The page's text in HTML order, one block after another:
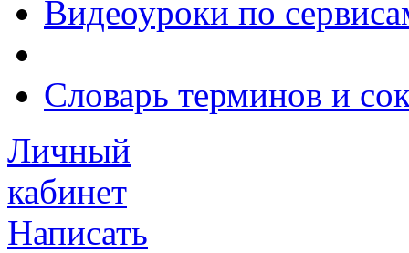
Видеоуроки по
Словарь терминов и
Личный
кабинет
Написать